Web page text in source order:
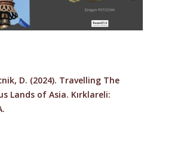
D. (2024). Travelling The
Lands of Asia. Kırklareli: